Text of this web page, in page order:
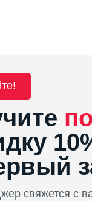
свяжется с